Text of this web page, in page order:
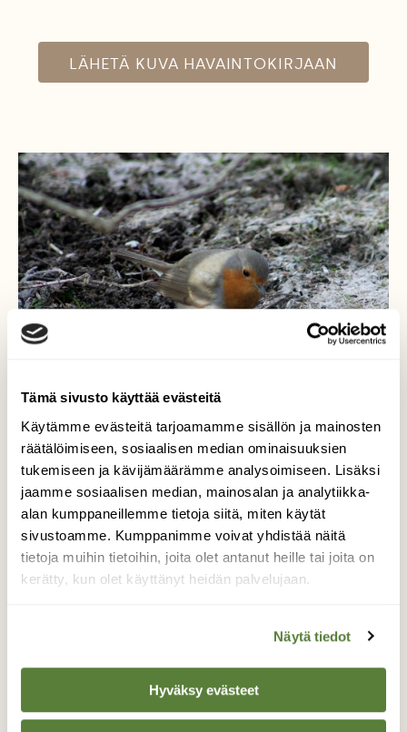
Tämä sivusto käyttää evästeitä
Käytämme evästeitä tarjoamamme sisällön ja mainosten
räätälöimiseen, sosiaalisen median ominaisuuksien
tukemiseen ja kävijämäärämme analysoimiseen. Lisäksi
jaamme sosiaalisen median, mainosalan ja analytiikka-
alan kumppaneillemme tietoja siitä, miten käytät
sivustoamme. Kumppanimme voivat yhdistää näitä
tietoja muihin tietoihin, joita olet antanut heille tai joita on
kerätty, kun olet käyttänyt heidän palvelujaan.
Näytä tiedot
Hyväksy evästeet
LÄHETÄ KUVA HAVAINTOKIRJAAN
Aamuauringossa
Punarinta etsi matoja yms. syötävää n. 08
maissa.
Valokuvaaja: Pirkko Siukonen, Tornio, Kiviranta
TAKAISIN LISTAAN